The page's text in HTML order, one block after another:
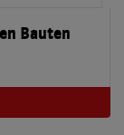
Bauten